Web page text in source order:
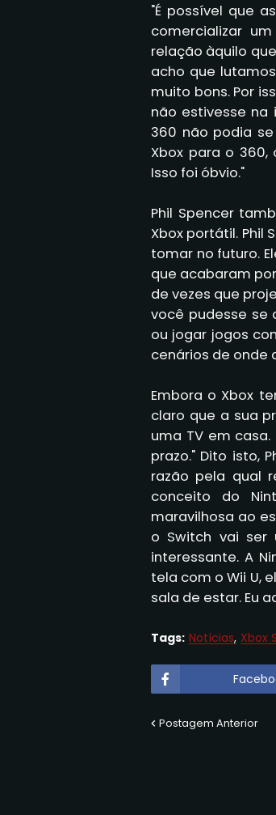
"É possível que
comercializar
relação àquilo
acho que
muito bons. Por
não estivesse na
360 não podia
Xbox para o
Isso foi óbvio."
Phil Spencer
Xbox portátil. Phil
tomar no futuro.
que acabaram
de vezes que
você pudesse se
ou jogar jogos
cenários de onde
Embora o Xbox
claro que a sua
uma TV em
prazo." Dito isto,
razão pela qual
conceito do
maravilhosa ao
o Switch vai ser
interessante. A
tela com o Wii U,
sala de estar. Eu
Tags: Notícias Xbox
Postagem Anterior